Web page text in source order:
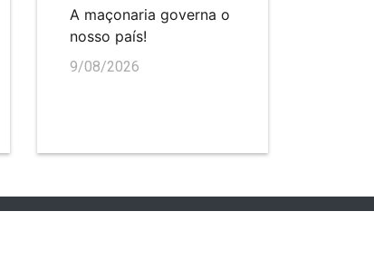
A maçonaria governa o
nosso país!
9/08/2026